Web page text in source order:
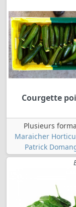
Courgette
Plusieurs
Maraicher
Patrick